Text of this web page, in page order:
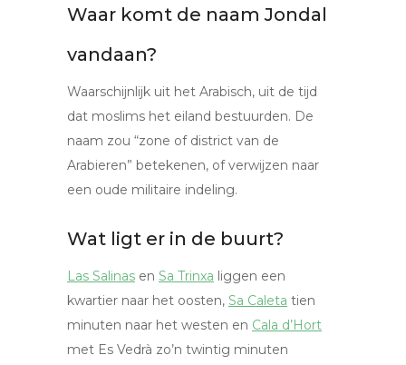
Waar komt de naam Jondal
vandaan?
Waarschijnlijk uit het Arabisch, uit de tijd
dat moslims het eiland bestuurden. De
naam zou “zone of district van de
Arabieren” betekenen, of verwijzen naar
een oude militaire indeling.
Wat ligt er in de buurt?
Las Salinas en Sa Trinxa liggen een
kwartier naar het oosten, Sa Caleta tien
minuten naar het westen en Cala d’Hort
met Es Vedrà zo’n twintig minuten